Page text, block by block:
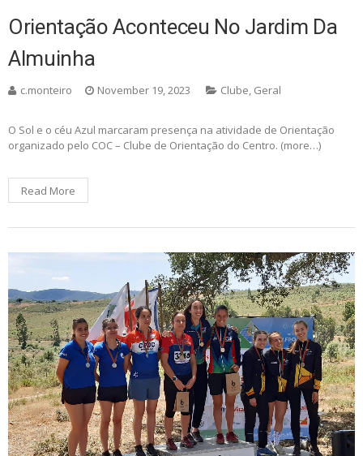
Orientação Aconteceu No Jardim Da
Almuinha
c.monteiro November 19, 2023 Clube, Geral
O Sol e o céu Azul marcaram presença na atividade de Orientação
organizado pelo COC – Clube de Orientação do Centro. (more…)
Read More